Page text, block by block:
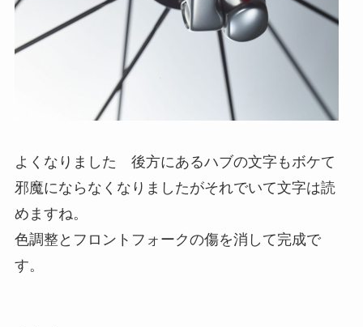
よくなりました 後方にあるハブの文字もボケて
邪魔にならなくなりましたがそれでいて文字は読
めますね。
色調整とフロントフォークの傷を消して完成で
す。